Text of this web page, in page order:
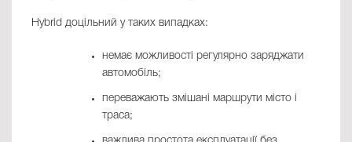
Hybrid доцільний у таких випадках:
немає можливості регулярно заряджати
автомобіль;
переважають змішані маршрути місто і
траса;